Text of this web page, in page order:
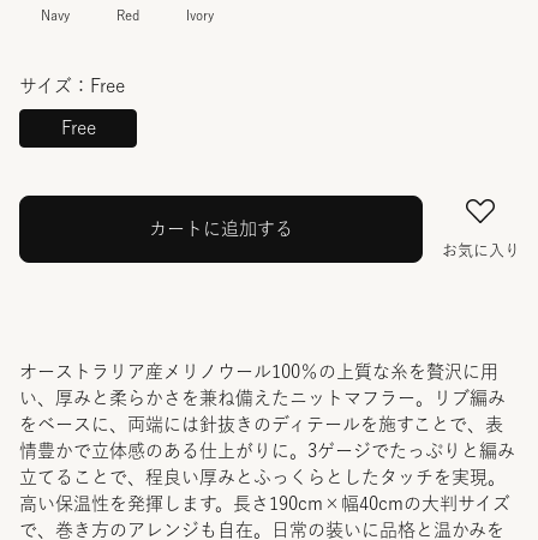
Navy Red Ivory
サイズ：Free
Free
カートに追加する
お気に入り
オーストラリア産メリノウール100％の上質な糸を贅沢に用
い、厚みと柔らかさを兼ね備えたニットマフラー。リブ編み
をベースに、両端には針抜きのディテールを施すことで、表
情豊かで立体感のある仕上がりに。3ゲージでたっぷりと編み
立てることで、程良い厚みとふっくらとしたタッチを実現。
高い保温性を発揮します。長さ190cm×幅40cmの大判サイズ
で、巻き方のアレンジも自在。日常の装いに品格と温かみを